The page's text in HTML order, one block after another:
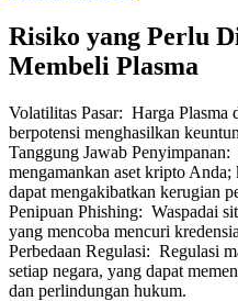
Risiko yang Perlu
Membeli Plasma
Volatilitas Pasar: Harga Plasma
berpotensi menghasilkan
Tanggung Jawab Penyimpanan:
mengamankan aset kripto
dapat mengakibatkan kerugian
Penipuan Phishing: Waspadai
yang mencoba mencuri
Perbedaan Regulasi: Regulasi
setiap negara, yang dapat
dan perlindungan hukum.